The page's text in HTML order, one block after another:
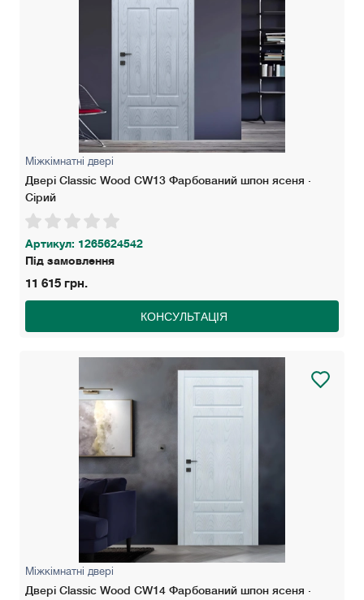
Міжкімнатні двері
Двері Classic Wood СW13 Фарбований шпон ясеня ·
Сірий
Артикул: 1265624542
Під замовлення
11 615 грн.
КОНСУЛЬТАЦІЯ
Міжкімнатні двері
Двері Classic Wood СW14 Фарбований шпон ясеня ·